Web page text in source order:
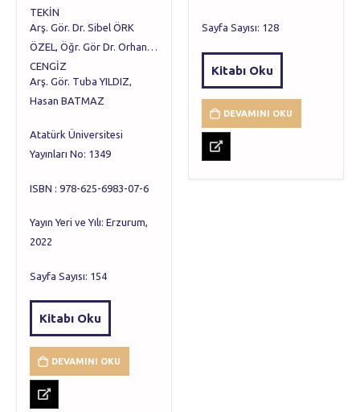
TEKİN
Arş. Gör. Dr. Sibel ÖRK
ÖZEL, Öğr. Gör Dr. Orhan
CENGİZ
Arş. Gör. Tuba YILDIZ,
Hasan BATMAZ
Atatürk Üniversitesi
Yayınları No: 1349
ISBN : 978-625-6983-07-6
Yayın Yeri ve Yılı: Erzurum,
2022
Sayfa Sayısı: 154
Kitabı Oku
DEVAMINI OKU
Sayfa Sayısı: 128
Kitabı Oku
DEVAMINI OKU